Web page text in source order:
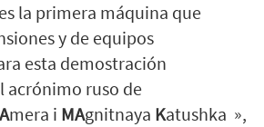
es la primera máquina que
y de equipos
esta demostración
acrónimo ruso de
mera i MAgnitnaya Katushka »,